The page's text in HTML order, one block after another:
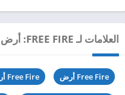
العلامات لـ FREE FIRE: أرض الشتاء
Free Fire أرض Free Fire أرض 1.102.1